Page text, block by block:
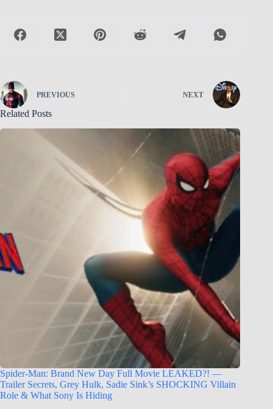
PREVIOUS NEXT
Related Posts
Spider-Man: Brand New Day Full Movie LEAKED?! —
Trailer Secrets, Grey Hulk, Sadie Sink’s SHOCKING Villain
Role & What Sony Is Hiding